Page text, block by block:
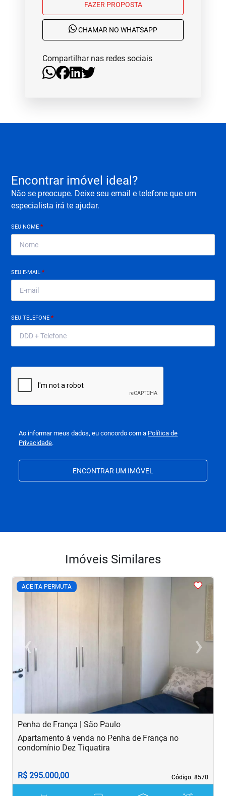
FAZER PROPOSTA
CHAMAR NO WHATSAPP
Compartilhar nas redes sociais
Encontrar imóvel ideal?
Não se preocupe. Deixe seu email e telefone que um
especialista irá te ajudar.
SEU NOME*
SEU E-MAIL*
SEU TELEFONE*
Ao informar meus dados, eu concordo com a Política de
Privacidade.
ENCONTRAR UM IMÓVEL
Imóveis Similares
ACEITA PERMUTA
<<<<
‹
Previous ›Next
Penha de França | São Paulo
Código. 8570
Código. 8570
Apartamento à venda no Penha de França no
condomínio Dez Tiquatira
R$ 295.000,00